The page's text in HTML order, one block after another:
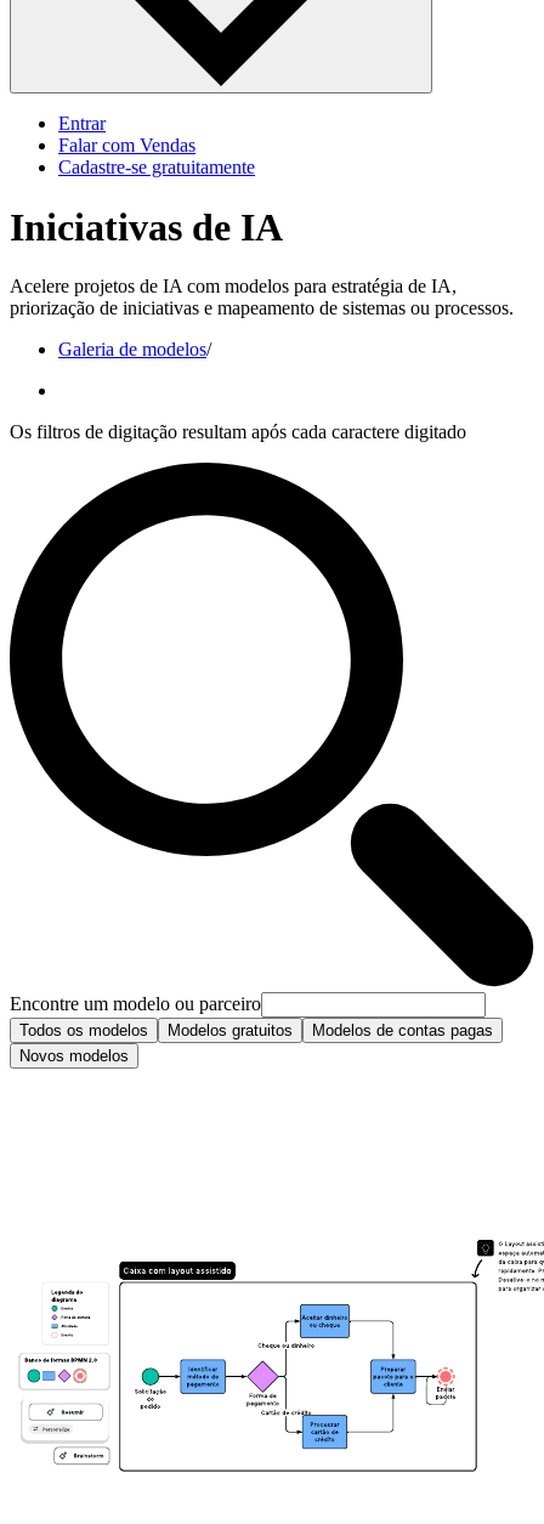
Entrar
Falar com Vendas
Cadastre‐se gratuitamente
Iniciativas de IA
Acelere projetos de IA com modelos para estratégia de IA,
priorização de iniciativas e mapeamento de sistemas ou processos.
Galeria de modelos/
Os filtros de digitação resultam após cada caractere digitado
Encontre um modelo ou parceiro
Todos os modelos Modelos gratuitos
Modelos de contas pagas
Novos modelos